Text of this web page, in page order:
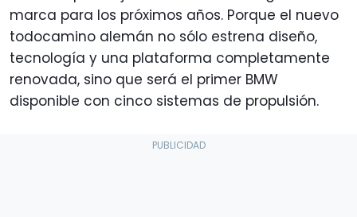
marca para los próximos años. Porque el nuevo
todocamino alemán no sólo estrena diseño,
tecnología y una plataforma completamente
renovada, sino que será el primer BMW
disponible con cinco sistemas de propulsión.